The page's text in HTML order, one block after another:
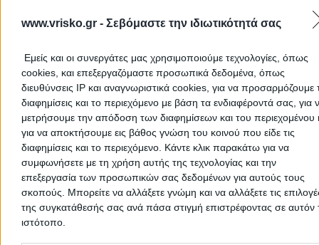
www.vrisko.gr - Σεβόμαστε την ιδιωτικότητά σας
Εμείς και οι συνεργάτες μας χρησιμοποιούμε τεχνολογίες, όπως
cookies, και επεξεργαζόμαστε προσωπικά δεδομένα, όπως
διευθύνσεις IP και αναγνωριστικά cookies, για να προσαρμόζουμε
διαφημίσεις και το περιεχόμενο με βάση τα ενδιαφέροντά σας, για
μετρήσουμε την απόδοση των διαφημίσεων και του περιεχομένου
για να αποκτήσουμε εις βάθος γνώση του κοινού που είδε τις
διαφημίσεις και το περιεχόμενο. Κάντε κλικ παρακάτω για να
συμφωνήσετε με τη χρήση αυτής της τεχνολογίας και την
επεξεργασία των προσωπικών σας δεδομένων για αυτούς τους
σκοπούς. Μπορείτε να αλλάξετε γνώμη και να αλλάξετε τις
της συγκατάθεσής σας ανά πάσα στιγμή επιστρέφοντας σε αυτόν
ιστότοπο.
Retirement Houses in Eleftherio
Veterinary Clinics & Animal Hospitals in Eleftherio
Home > Prefectures > Prefecture of THESSALONIKIS > Eleftherio >
Medical - Diagnostic Centers - Clinics - Alternative Treatments
Popular Searches
Moving Services Locksmiths Psychologists Nursery
Dentists Car Garages Plumbers & Plumbing Services
more >>